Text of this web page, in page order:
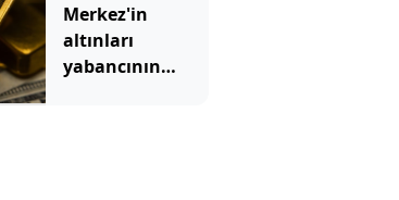
Merkez'in
altınları
yabancının